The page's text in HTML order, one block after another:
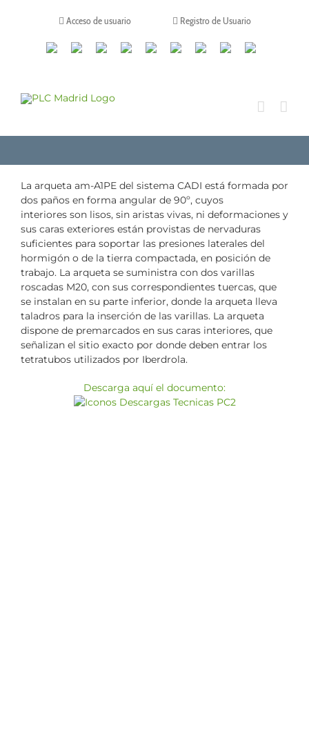
Acceso de usuario Registro de Usuario
CanalesLinkedinYoutubeTiktokFacebookInstagram
X TwitchContacto
La arqueta am-A1PE del sistema CADI está formada por
dos paños en forma angular de 90º, cuyos
interiores son lisos, sin aristas vivas, ni deformaciones y
sus caras exteriores están provistas de nervaduras
suficientes para soportar las presiones laterales del
hormigón o de la tierra compactada, en posición de
trabajo. La arqueta se suministra con dos varillas
roscadas M20, con sus correspondientes tuercas, que
se instalan en su parte inferior, donde la arqueta lleva
taladros para la inserción de las varillas. La arqueta
dispone de premarcados en sus caras interiores, que
señalizan el sitio exacto por donde deben entrar los
tetratubos utilizados por Iberdrola.
Descarga aquí el documento: